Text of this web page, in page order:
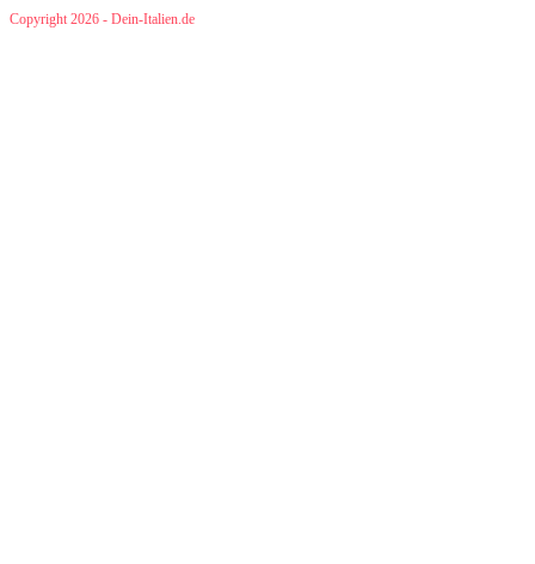
Copyright 2026 - Dein-Italien.de